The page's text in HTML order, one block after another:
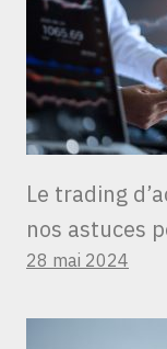
Le trading
nos astuces
28 mai 2024